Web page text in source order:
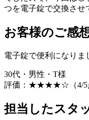
つを電子錠で交換させ
お客様のご感
電子錠で便利になりま
30代・男性・T様
評価： ★★★★☆ （4/
担当したスタ